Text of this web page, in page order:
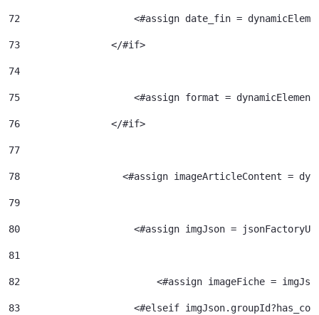
72
<#assign date_fin =
73
                </#if>
74
75
<#assign format =
76
                </#if>
77
78
<#assign imageArticleContent =
79
80
<#assign imgJson =
81
82
<#assign imageFiche =
83
<#elseif